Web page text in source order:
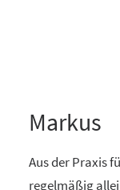
Markus
Aus der Praxis
regelmäßig